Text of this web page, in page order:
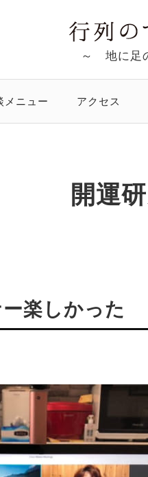
～ 地に足
メニュー アクセス
開運
楽しかった